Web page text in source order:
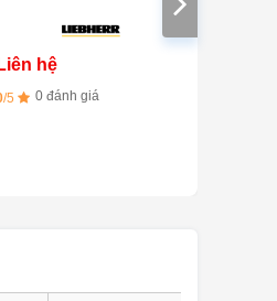
Liên hệ
/5 0 đánh giá